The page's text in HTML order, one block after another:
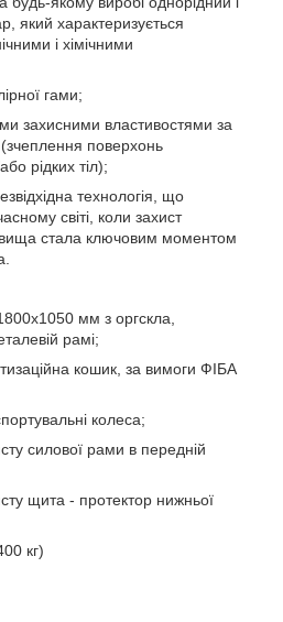
який характеризується
і хімічними
гами;
захисними властивостями за
(зчеплення поверхонь
рідких тіл);
технологія, що
світі, коли захист
стала ключовим моментом
мм з оргскла,
рамі;
кошик, за вимоги ФІБА
колеса;
силової рами в передній
щита - протектор нижньої
кг)